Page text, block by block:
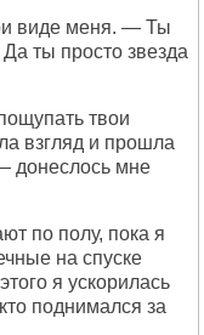
виде меня. — Ты
ты просто звезда
твои
взгляд и прошла
донеслось мне
по полу, пока я
на спуске
я ускорилась
поднимался за